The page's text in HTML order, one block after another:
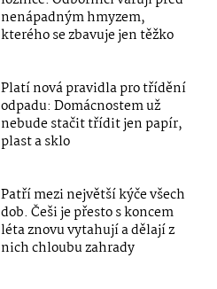
nenápadným hmyzem,
kterého se zbavuje jen těžko
Platí nová pravidla pro třídění
odpadu: Domácnostem už
nebude stačit třídit jen papír,
plast a sklo
Patří mezi největší kýče všech
dob. Češi je přesto s koncem
léta znovu vytahují a dělají z
nich chloubu zahrady